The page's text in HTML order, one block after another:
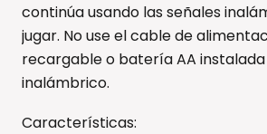
continúa usando las señales
jugar. No use el cable de
recargable o batería AA
inalámbrico.
Características: